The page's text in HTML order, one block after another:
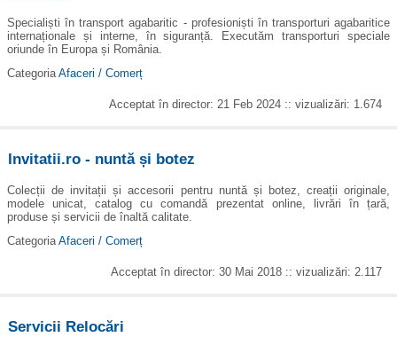
Specialiști în transport agabaritic - profesioniști în transporturi agabaritice
internaționale și interne, în siguranță. Executăm transporturi speciale
oriunde în Europa și România.
Categoria Afaceri / Comerț
Acceptat în director: 21 Feb 2024 :: vizualizări: 1.674
Invitatii.ro - nuntă și botez
Colecții de invitații și accesorii pentru nuntă și botez, creații originale,
modele unicat, catalog cu comandă prezentat online, livrări în țară,
produse și servicii de înaltă calitate.
Categoria Afaceri / Comerț
Acceptat în director: 30 Mai 2018 :: vizualizări: 2.117
Servicii Relocări